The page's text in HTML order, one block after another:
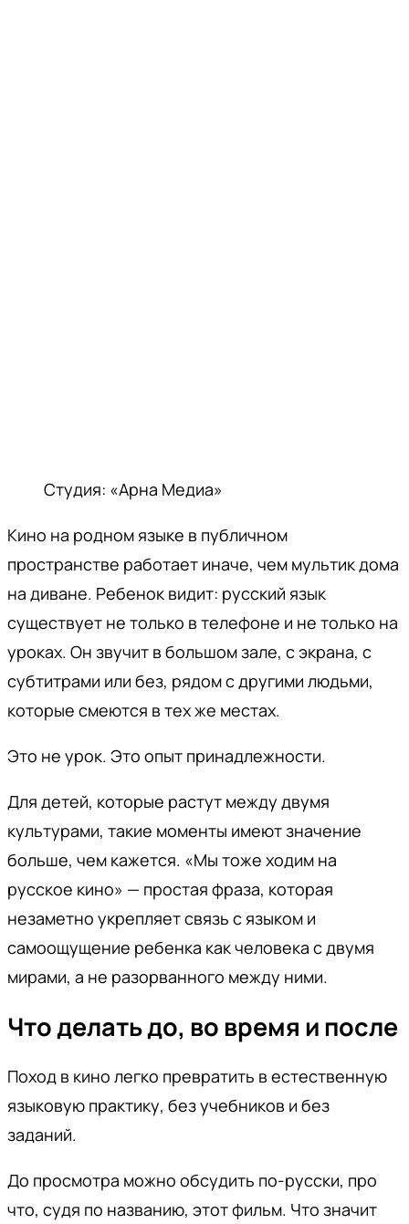
Студия: «Арна Медиа»
Кино на родном языке в публичном
пространстве работает иначе, чем мультик дома
на диване. Ребенок видит: русский язык
существует не только в телефоне и не только на
уроках. Он звучит в большом зале, с экрана, с
субтитрами или без, рядом с другими людьми,
которые смеются в тех же местах.
Это не урок. Это опыт принадлежности.
Для детей, которые растут между двумя
культурами, такие моменты имеют значение
больше, чем кажется. «Мы тоже ходим на
русское кино» — простая фраза, которая
незаметно укрепляет связь с языком и
самоощущение ребенка как человека с двумя
мирами, а не разорванного между ними.
Что делать до, во время и после
Поход в кино легко превратить в естественную
языковую практику, без учебников и без
заданий.
До просмотра можно обсудить по-русски, про
что, судя по названию, этот фильм. Что значит